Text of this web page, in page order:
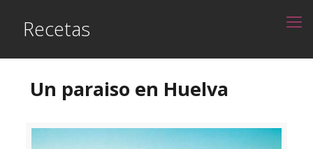
Recetas
Un paraiso en Huelva